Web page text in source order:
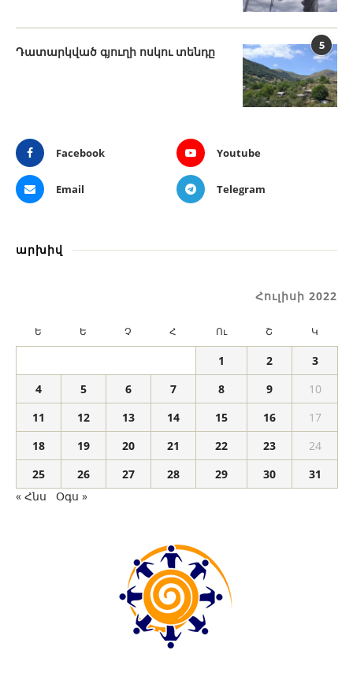
5
Դատարկված գյուղի ոսկու տենդը
Facebook Youtube
Email Telegram
արխիվ
Հուլիսի 2022
Ե Ե Չ Հ Ու Շ Կ
1 2
3
4
5 6 7 8 9
10
11
12 13 14 15 16
17
18
19 20 21 22 23
24
25
26 27 28 29 30
31
« Հնս
Օգս »